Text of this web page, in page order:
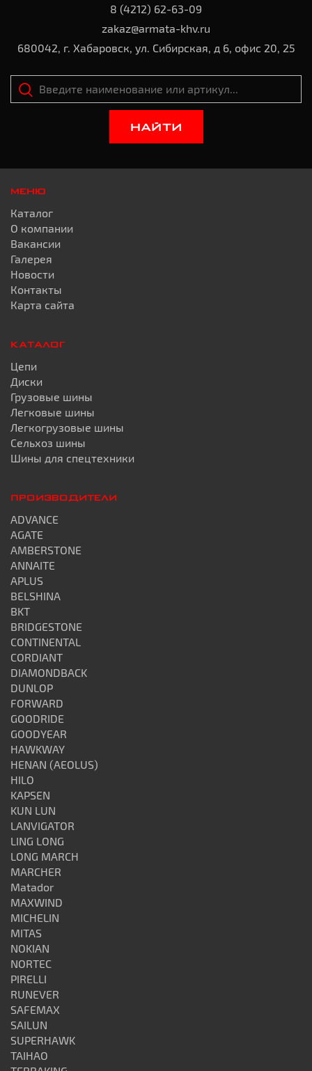
8 (4212) 62-63-09
zakaz@armata-khv.ru
680042, г. Хабаровск, ул. Сибирская, д 6, офис 20, 25
НАЙТИ
МЕНЮ
Каталог
О компании
Вакансии
Галерея
Новости
Контакты
Карта сайта
КАТАЛОГ
Цепи
Диски
Грузовые шины
Легковые шины
Легкогрузовые шины
Сельхоз шины
Шины для спецтехники
ПРОИЗВОДИТЕЛИ
ADVANCE
AGATE
AMBERSTONE
ANNAITE
APLUS
BELSHINA
BKT
BRIDGESTONE
CONTINENTAL
CORDIANT
DIAMONDBACK
DUNLOP
FORWARD
GOODRIDE
GOODYEAR
HAWKWAY
HENAN (AEOLUS)
HILO
KAPSEN
KUN LUN
LANVIGATOR
LING LONG
LONG MARCH
MARCHER
Matador
MAXWIND
MICHELIN
MITAS
NOKIAN
NORTEC
PIRELLI
RUNEVER
SAFEMAX
SAILUN
SUPERHAWK
TAIHAO